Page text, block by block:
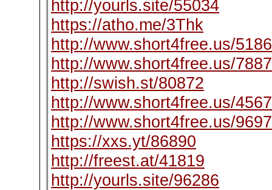
http://yourls.site/55034
https://atho.me/3Thk
http://www.short4free.us/
http://www.short4free.us/
http://swish.st/80872
http://www.short4free.us/
http://www.short4free.us/
https://xxs.yt/86890
http://freest.at/41819
http://yourls.site/96286